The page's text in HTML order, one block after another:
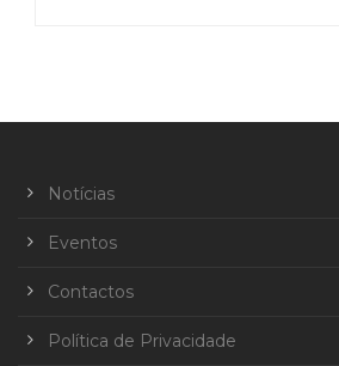
Notícias
Eventos
Contactos
Política de Privacidade